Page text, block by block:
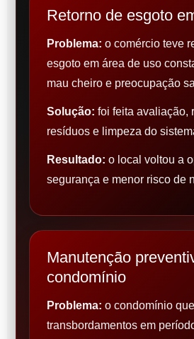
Retorno de esgoto
Problema: o comércio teve
esgoto em área de uso
mau cheiro e preocupação
Solução: foi feita avaliação,
resíduos e limpeza do
Resultado: o local voltou a
segurança e menor risco de
Manutenção
condomínio
Problema: o condomínio
transbordamentos em